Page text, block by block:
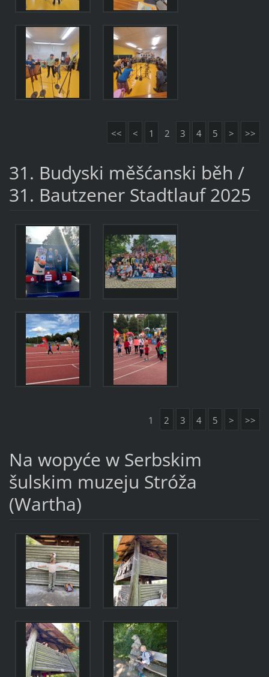
<< < 1 2 3 4 5 > >>
31. Budyski měšćanski běh /
31. Bautzener Stadtlauf 2025
1 2 3 4 5 > >>
Na wopyće w Serbskim
šulskim muzeju Stróža
(Wartha)